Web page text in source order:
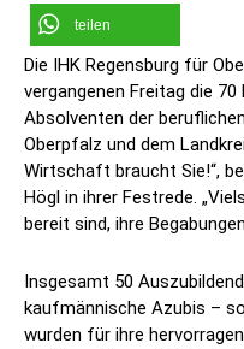
teilen
Die IHK Regensburg für
vergangenen Freitag die
Absolventen der
Oberpfalz und dem
Wirtschaft braucht Sie!“,
Högl in ihrer Festrede.
bereit sind, ihre
Insgesamt 50
kaufmännische Azubis –
wurden für ihre